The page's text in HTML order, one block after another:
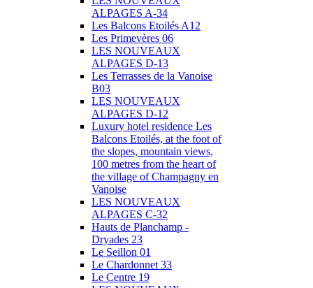
ALPAGES A-34
Les Balcons Etoilés A12
Les Primevères 06
LES NOUVEAUX
ALPAGES D-13
Les Terrasses de la Vanoise
B03
LES NOUVEAUX
ALPAGES D-12
Luxury hotel residence Les
Balcons Etoilés, at the foot of
the slopes, mountain views,
100 metres from the heart of
the village of Champagny en
Vanoise
LES NOUVEAUX
ALPAGES C-32
Hauts de Planchamp -
Dryades 23
Le Seillon 01
Le Chardonnet 33
Le Centre 19